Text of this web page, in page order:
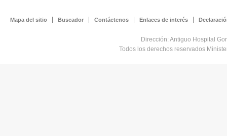
Mapa del sitio Buscador Contáctenos Enlaces de interés
Dirección: Antiguo Hospital
Todos los derechos reservados